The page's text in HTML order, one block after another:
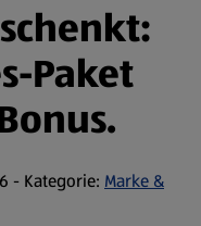
Paket
- Kategorie: Marke &